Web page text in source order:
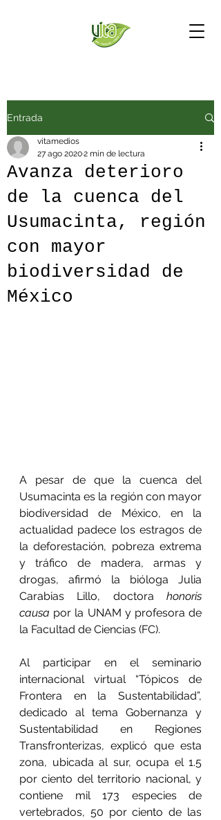
Entrada
Avanza deterioro
de la cuenca del
Usumacinta, región
con mayor
biodiversidad de
México
vitamedios
27 ago 20202 min de lectura
A pesar de que la cuenca del
Usumacinta es la región con mayor
biodiversidad de México, en la
actualidad padece los estragos de
la deforestación, pobreza extrema
y tráfico de madera, armas y
drogas, afirmó la bióloga Julia
Carabias Lillo, doctora honoris
causa por la UNAM y profesora de
la Facultad de Ciencias (FC).
Al participar en el seminario
internacional virtual “Tópicos de
Frontera en la Sustentabilidad”,
dedicado al tema Gobernanza y
Sustentabilidad en Regiones
Transfronterizas, explicó que esta
zona, ubicada al sur, ocupa el 1.5
por ciento del territorio nacional, y
contiene mil 173 especies de
vertebrados, 50 por ciento de las